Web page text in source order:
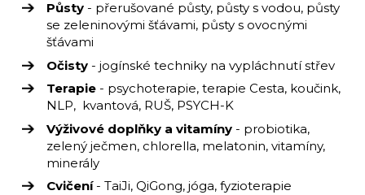
Půsty - přerušované půsty, půsty s vodou, půsty
se zeleninovými šťávami, půsty s ovocnými
šťávami
Očisty - jogínské techniky na vypláchnutí střev
Terapie - psychoterapie, terapie Cesta, koučink,
NLP, kvantová, RUŠ, PSYCH-K
Výživové doplňky a vitamíny - probiotika,
zelený ječmen, chlorella, melatonin, vitamíny,
minerály
Cvičení - TaiJi, QiGong, jóga, fyzioterapie